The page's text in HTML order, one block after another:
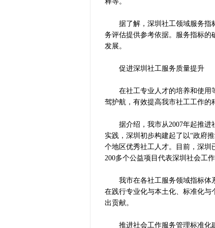
据了解，深圳社工领域服务指标
务评估提供参考依据。服务指标
发展。
促进深圳社工服务质量提升
在社工专业人才的培养和使用等
驾护航，有效提高我市社工工作的
据介绍，我市从2007年起推进
实践，深圳初步构建起了以“政府
个地区优秀社工人才。目前，深圳
200多个公益项目代表深圳社会工
我市在各社工服务领域指标体系
在践行专业化与本土化、标准化
出贡献。
推进社会工作服务管理标准化建